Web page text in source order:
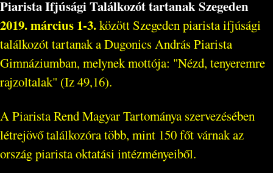
Piarista Ifjúsági Találkozót tartanak Szegeden
2019. március 1-3.között Szegeden piarista ifjúsági
találkozót tartanak a Dugonics András Piarista
Gimnáziumban, melynek mottója: "Nézd, tenyeremre
rajzoltalak" (Iz 49,16).
A Piarista Rend Magyar Tartománya szervezésében
létrejövő találkozóra több, mint 150 főt várnak az
ország piarista oktatási intézményeiből.